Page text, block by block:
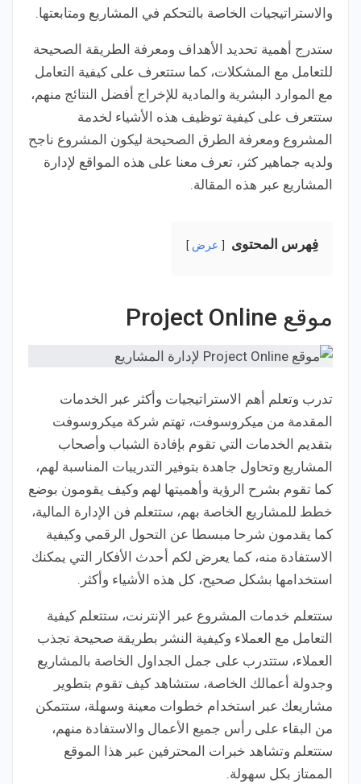
والاستراتيجيات الخاصة بالتحكم في المشاريع ومتابعتها.
ستدرج أهمية تحديد الأهداف ومعرفة الطريقة الصحيحة
للتعامل مع المشكلات، كما ستتعرف على كيفية التعامل
مع الموارد البشرية والمادية للإخراج أفضل النتائج منهم،
ستتعرف على كيفية توظيف هذه الأشياء لخدمة
المشروع ومعرفة الطرق الصحيحة ليكون المشروع ناجح
ولديه جماهير كثر، تعرف معنا على هذه المواقع لإدارة
المشاريع عبر هذه المقالة.
فِهرس المحتوى عرض
موقع Project Online
تدرب وتعلم أهم الاستراتيجيات وأكثر عبر الخدمات
المقدمة من ميكروسوفت، تهتم شركة ميكروسوفت
بتقديم الخدمات التي تقوم بإفادة الشباب وأصحاب
المشاريع وتحاول جاهدة بتوفير التدريبات المناسبة لهم،
كما تقوم بشرح الرؤية وأهميتها لهم وكيف يقومون بوضع
خطط للمشاريع الخاصة بهم، ستتعلم فن الإدارة المالية،
كما يقدمون شرحا مبسطا عن التحول الرقمي وكيفية
الاستفادة منه، كما يعرض لكم أحدث الأفكار التي يمكنك
استخدامها بشكل صحيح، كل هذه الأشياء وأكثر.
ستتعلم خدمات المشروع عبر الإنترنت، ستتعلم كيفية
التعامل مع العملاء وكيفية النشر بطريقة صحيحة تجذب
العملاء، ستتدرب على جمل الجداول الخاصة بالمشاريع
وجدولة أعمالك الخاصة، ستشاهد كيف تقوم بتطوير
مشاريعك عبر استخدام خطوات معينة وسهلة، ستتمكن
من البقاء على رأس جميع الأعمال والاستفادة منهم،
ستتعلم وتشاهد خبرات المحترفين عبر هذا الموقع
الممتاز بكل سهولة.